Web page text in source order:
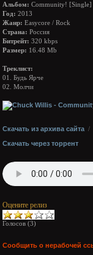
Альбом: Community! [Single]
Год: 2013
Жанр: Easycore / Rock
Страна: Россия
Битрейт: 320 kbps
Размер: 16.48 Mb
Треклист:
01. Будь Ярче
02. Молчи
Скачать из архива сайта /
Скачать через торрент
Оцените релиз
Голосов (3)
Сообщить о нерабочей